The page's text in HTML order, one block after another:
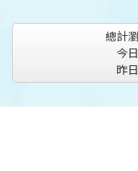
總計
今
昨